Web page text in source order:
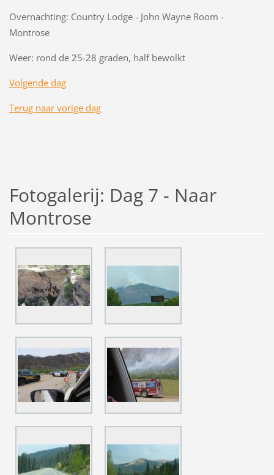
Overnachting: Country Lodge - John Wayne Room -
Montrose
Weer: rond de 25-28 graden, half bewolkt
Volgende dag
Terug naar vorige dag
Fotogalerij: Dag 7 - Naar
Montrose